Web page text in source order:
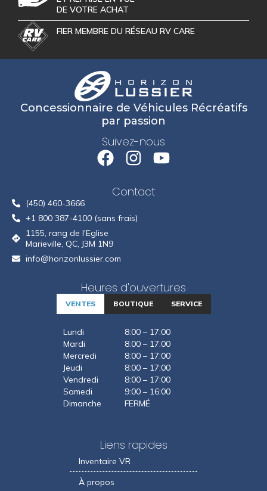
DE VOTRE ACHAT
FIER MEMBRE DU RÉSEAU RV CARE
Liens rapides
Inventaire VR
À propos
Heures d'ouvertures
VENTES BOUTIQUE SERVICE
Lundi
8:00 – 17:00
Mardi
8:00 – 17:00
Mercredi
8:00 – 17:00
Jeudi
8:00 – 17:00
Vendredi
8:00 – 17:00
Samedi
9:00 – 16:00
Dimanche
FERMÉ
Contact
(450) 460-3666
+1 800 387-4100 (sans frais)
1155, rang de l'Eglise
Marieville, QC, J3M 1N9
info@horizonlussier.com
Concessionnaire de Véhicules Récréatifs
par passion
Suivez-nous